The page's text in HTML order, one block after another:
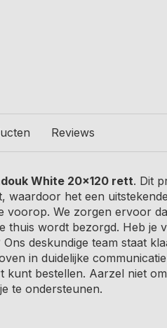
Reviews
White 20x120 rett. Dit
waardoor het een
voorop. We zorgen ervoor
thuis wordt bezorgd. Heb je
deskundige team staat
in duidelijke
kunt bestellen. Aarzel niet
te ondersteunen.